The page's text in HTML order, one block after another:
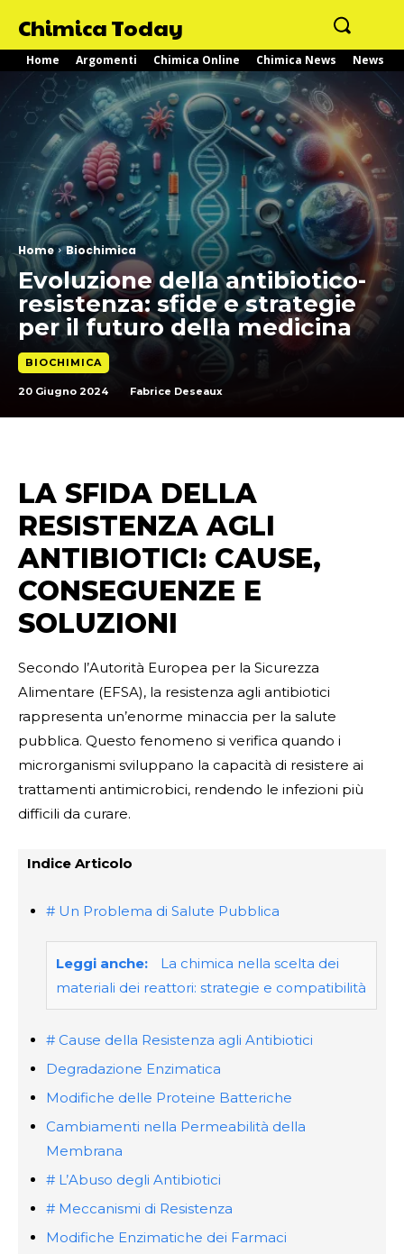
Chimica Today
Home Argomenti Chimica Online Chimica News News
Home Biochimica
Evoluzione della antibiotico-
resistenza: sfide e strategie
per il futuro della medicina
BIOCHIMICA
20 Giugno 2024 Fabrice Deseaux
LA SFIDA DELLA
RESISTENZA AGLI
ANTIBIOTICI: CAUSE,
CONSEGUENZE E
SOLUZIONI
Secondo l’Autorità Europea per la Sicurezza
Alimentare (EFSA), la resistenza agli antibiotici
rappresenta un’enorme minaccia per la salute
pubblica. Questo fenomeno si verifica quando i
microrganismi sviluppano la capacità di resistere ai
trattamenti antimicrobici, rendendo le infezioni più
difficili da curare.
Indice Articolo
# Un Problema di Salute Pubblica
Leggi anche:
La chimica nella scelta dei
materiali dei reattori: strategie e compatibilità
# Cause della Resistenza agli Antibiotici
Degradazione Enzimatica
Modifiche delle Proteine Batteriche
Cambiamenti nella Permeabilità della
Membrana
# L’Abuso degli Antibiotici
# Meccanismi di Resistenza
Modifiche Enzimatiche dei Farmaci